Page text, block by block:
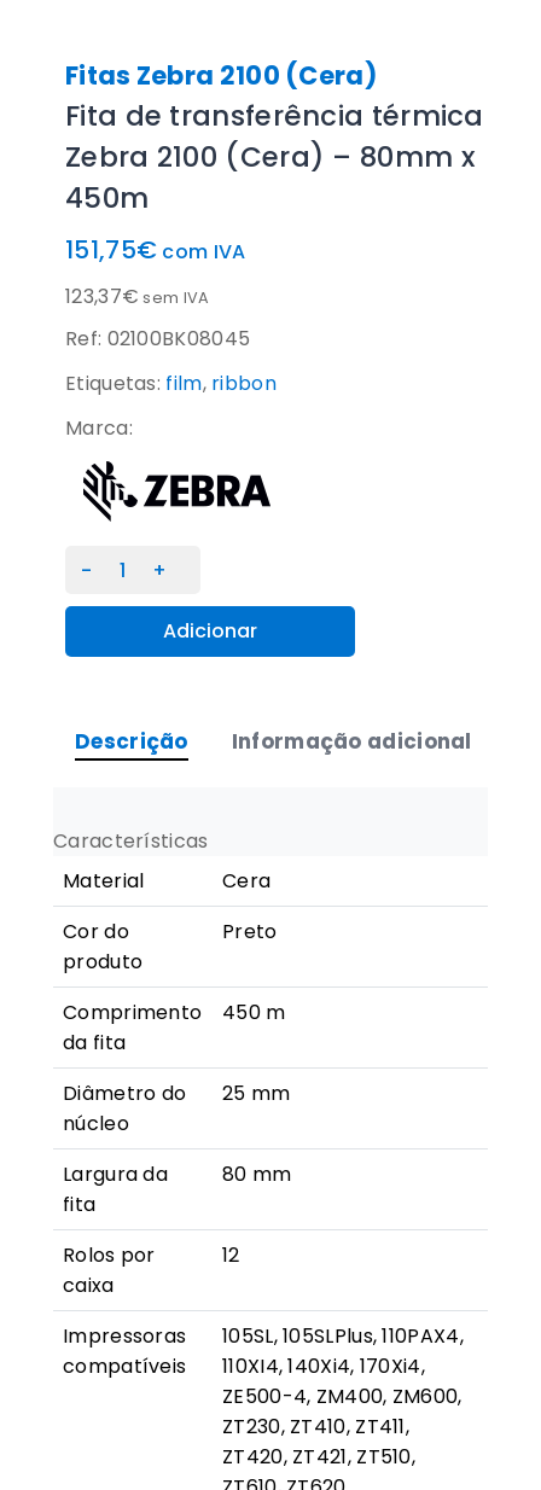
Fitas Zebra 2100 (Cera)
Fita de transferência térmica
Zebra 2100 (Cera) – 80mm x
450m
151,75€ com IVA
123,37€ sem IVA
Ref: 02100BK08045
Etiquetas: film, ribbon
Marca:
Quantidade
de
Zebra
-
x
450m
Adicionar
Descrição Informação adicional
Características
Material
Cera
Cor do
produto
Preto
Comprimento
da fita
450 m
Diâmetro do
núcleo
25 mm
Largura da
fita
80 mm
Rolos por
caixa
12
Impressoras
compatíveis
105SL, 105SLPlus, 110PAX4,
110XI4, 140Xi4, 170Xi4,
ZE500-4, ZM400, ZM600,
ZT230, ZT410, ZT411,
ZT420, ZT421, ZT510,